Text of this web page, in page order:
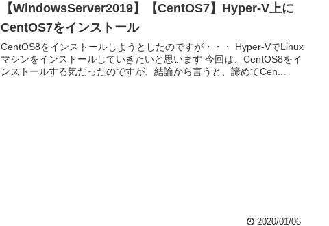
【WindowsServer2019】【CentOS7】Hyper-V上に
CentOS7をインストール
CentOS8をインストールしようとしたのですが・・・ Hyper-VでLinux
マシンをインストールしていきたいと思います 今回は、CentOS8をイ
ンストールする気だったのですが、結論から言うと、諦めてCen...
2020/01/06